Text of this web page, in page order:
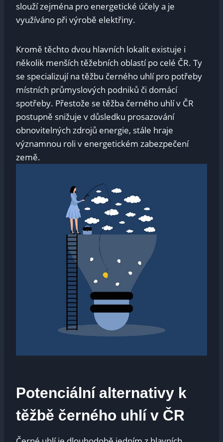
slouží zejména pro energetické účely a je
využíváno při výrobě elektřiny.
Kromě těchto dvou hlavních lokalit existuje i
několik menších těžebních oblastí po celé ČR. Ty
se specializují na těžbu černého uhlí pro potřeby
místních průmyslových podniků či domácí
spotřeby. Přestože se těžba černého uhlí v ČR
postupně snižuje v důsledku prosazování
obnovitelných zdrojů energie, stále hraje
významnou roli v energetickém zabezpečení
země.
Potenciální alternativy k
těžbě černého uhlí v ČR